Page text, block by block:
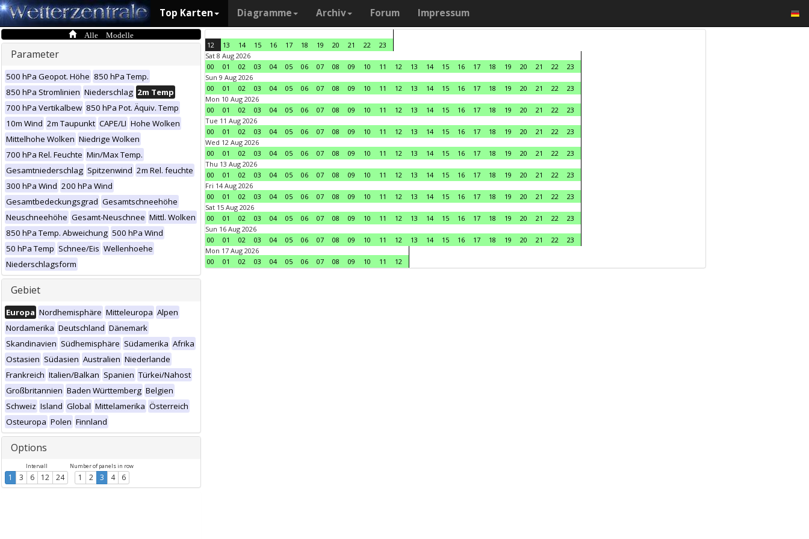
Top Karten Diagramme Archiv Forum Impressum
Alle Modelle
Parameter
500 hPa Geopot. Höhe 850 hPa Temp.
850 hPa Stromlinien Niederschlag 2m Temp
700 hPa Vertikalbew 850 hPa Pot. Äquiv. Temp
10m Wind 2m Taupunkt CAPE/LI Hohe Wolken
Mittelhohe Wolken Niedrige Wolken
700 hPa Rel. Feuchte Min/Max Temp.
Gesamtniederschlag Spitzenwind 2m Rel. feuchte
300 hPa Wind 200 hPa Wind
Gesamtbedeckungsgrad Gesamtschneehöhe
Neuschneehöhe Gesamt-Neuschnee Mittl. Wolken
850 hPa Temp. Abweichung 500 hPa Wind
50 hPa Temp Schnee/Eis Wellenhoehe
Niederschlagsform
Gebiet
Europa Nordhemisphäre Mitteleuropa Alpen
Nordamerika Deutschland Dänemark
Skandinavien Südhemisphäre Südamerika Afrika
Ostasien Südasien Australien Niederlande
Frankreich Italien/Balkan Spanien Türkei/Nahost
Großbritannien Baden Württemberg Belgien
Schweiz Island Global Mittelamerika Österreich
Osteuropa Polen Finnland
Options
Intervall
1 3 6 12 24
Number of panels in row
1 2 3 4 6
12 13 14 15 16 17 18 19 20 21 22
23
Sat 8 Aug 2026
00
01 02 03 04 05 06 07 08 09 10 11 12 13 14 15 16 17 18 19 20 21 22
23
Sun 9 Aug 2026
00
01 02 03 04 05 06 07 08 09 10 11 12 13 14 15 16 17 18 19 20 21 22
23
Mon 10 Aug 2026
00
01 02 03 04 05 06 07 08 09 10 11 12 13 14 15 16 17 18 19 20 21 22
23
Tue 11 Aug 2026
00
01 02 03 04 05 06 07 08 09 10 11 12 13 14 15 16 17 18 19 20 21 22
23
Wed 12 Aug 2026
00
01 02 03 04 05 06 07 08 09 10 11 12 13 14 15 16 17 18 19 20 21 22
23
Thu 13 Aug 2026
00
01 02 03 04 05 06 07 08 09 10 11 12 13 14 15 16 17 18 19 20 21 22
23
Fri 14 Aug 2026
00
01 02 03 04 05 06 07 08 09 10 11 12 13 14 15 16 17 18 19 20 21 22
23
Sat 15 Aug 2026
00
01 02 03 04 05 06 07 08 09 10 11 12 13 14 15 16 17 18 19 20 21 22
23
Sun 16 Aug 2026
00
01 02 03 04 05 06 07 08 09 10 11 12 13 14 15 16 17 18 19 20 21 22
23
Mon 17 Aug 2026
00
01 02 03 04 05 06 07 08 09 10 11 12